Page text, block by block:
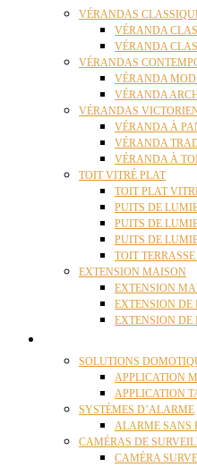
VÉRANDAS
VÉRANDA
VÉRANDA
VÉRANDAS
VÉRANDA
VÉRANDA
VÉRANDAS
VÉRANDA À
VÉRANDA
VÉRANDA À
TOIT VITRÉ PLAT
TOIT PLAT
PUITS DE
PUITS DE
PUITS DE
TOIT
EXTENSION MAISON
EXTENSION
EXTENSION
EXTENSION
SOLUTIONS
APPLICATION
APPLICATION
SYSTÈMES D’ALARME
ALARME SANS
CAMÉRAS DE
CAMÉRA